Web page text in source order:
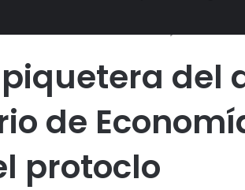
del
de
protoclo